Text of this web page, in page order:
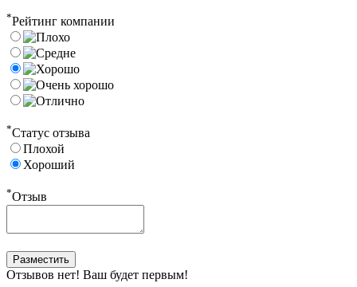
*Рейтинг компании
*Статус отзыва
Плохой
Хороший
*Отзыв
Отзывов нет! Ваш будет первым!